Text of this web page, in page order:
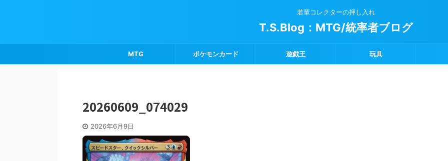
若輩コレクターの押し入れ
T.S.Blog：MTG/統率者ブログ
MTG ポケモンカード 遊戯王 玩具
20260609_074029
2026年6月9日